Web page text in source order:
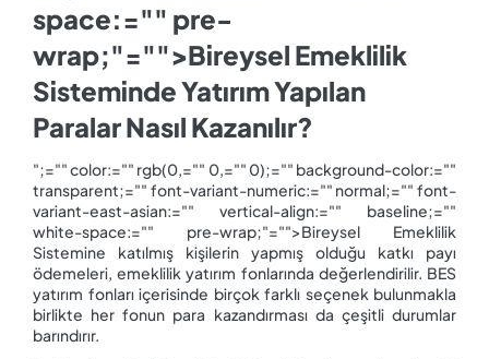
space:="" pre-
wrap;"="">Bireysel Emeklilik
Sisteminde Yatırım Yapılan
Paralar Nasıl Kazanılır?
";="" color:="" rgb(0,="" 0,="" 0);="" background-color:=""
transparent;="" font-variant-numeric:="" normal;="" font-
variant-east-asian:="" vertical-align:="" baseline;=""
white-space:="" pre-wrap;"="">Bireysel Emeklilik
Sistemine katılmış kişilerin yapmış olduğu katkı payı
ödemeleri, emeklilik yatırım fonlarında değerlendirilir. BES
yatırım fonları içerisinde birçok farklı seçenek bulunmakla
birlikte her fonun para kazandırması da çeşitli durumlar
barındırır.